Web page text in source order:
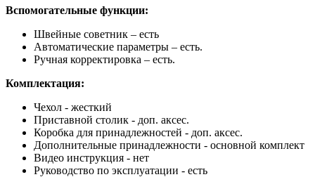
Вспомогательные функции:
Швейные советник – есть
Автоматические параметры – есть.
Ручная корректировка – есть.
Комплектация:
Чехол - жесткий
Приставной столик - доп. аксес.
Коробка для принадлежностей - доп. аксес.
Дополнительные принадлежности - основной комплект
Видео инструкция - нет
Руководство по эксплуатации - есть